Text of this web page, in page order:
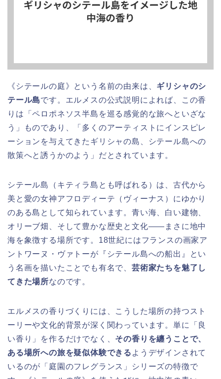
《シテールの庭》という名前の由来は、 ギリシャのシ
テール島です。エルメスの公式説明によれば、この香
りは「ペロポネソス半島を巡る感覚的な旅へといざな
う」ものであり、「多くのアーティストにインスピレ
ーションを与えてきたギリシャの島、シテール島への
散策へと誘うかのよう」だとされています。
シテール島（キティラ島とも呼ばれる）は、古代から
美と愛の女神アフロディーテ（ヴィーナス）にゆかり
のある島として知られています。青い海、白い建物、
オリーブ畑、そして豊かな歴史と文化——まさに地中
海を象徴する場所です。18世紀にはフランスの画家ア
ントワーヌ・ヴァトーが『シテール島への船出』とい
う名画を描いたことでも有名で、 芸術家たちを魅了し
てきた場所なのです。
エルメスの香りづくりには、こうした場所の持つスト
ーリーや文化的背景が深く関わっています。単に「良
い香り」を作るだけでなく、 その香りを纏うことで、
ある場所への旅を疑似体験できる ようデザインされて
いるのが「庭園のフレグランス」シリーズの特徴で